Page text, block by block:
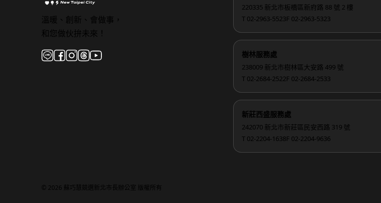
溫暖、創新、會做事，
和您做伙拚未來！
220335 新北市板橋區新府路 88 號 2 樓
T 02-2963-5523F 02-2963-5323
樹林服務處
238009 新北市樹林區大安路 499 號
T 02-2684-2522F 02-2684-2533
新莊西盛服務處
242070 新北市新莊區民安西路 319 號
T 02-2204-1638F 02-2204-9636
© 2026 蘇巧慧競選新北市長辦公室 版權所有